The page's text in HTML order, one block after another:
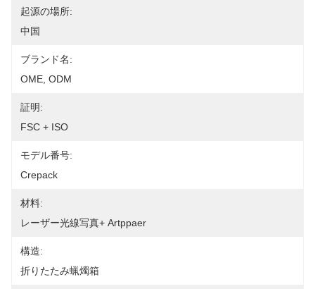
起源の場所:
中国
ブランド名:
OME, ODM
証明:
FSC + ISO
モデル番号:
Crepack
材料:
レーザー光線写真+ Artppaer
構造:
折りたたみ蝋燭箱